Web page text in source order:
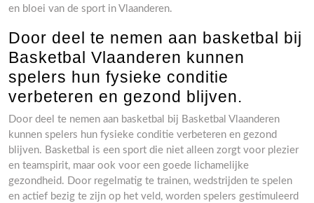
en bloei van de sport in Vlaanderen.
Door deel te nemen aan basketbal bij
Basketbal Vlaanderen kunnen
spelers hun fysieke conditie
verbeteren en gezond blijven.
Door deel te nemen aan basketbal bij Basketbal Vlaanderen
kunnen spelers hun fysieke conditie verbeteren en gezond
blijven. Basketbal is een sport die niet alleen zorgt voor plezier
en teamspirit, maar ook voor een goede lichamelijke
gezondheid. Door regelmatig te trainen, wedstrijden te spelen
en actief bezig te zijn op het veld, worden spelers gestimuleerd